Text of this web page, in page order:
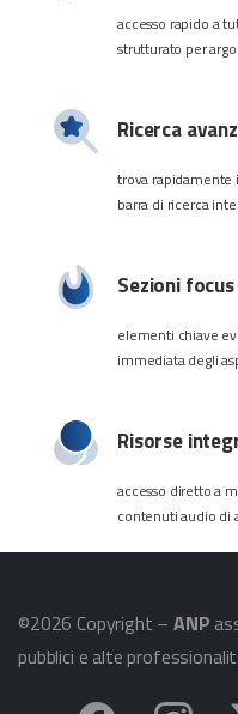
accesso rapido a
strutturato per
Ricerca
trova
barra di ricerca
Sezioni focus
elementi chiave
immediata degli
Risorse
accesso diretto a
contenuti audio di
©2026 Copyright –ANP
pubblici e alte